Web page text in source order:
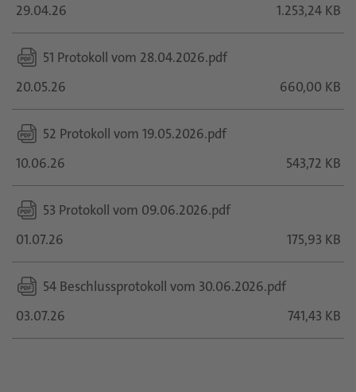
29.04.26
1.253,24 KB
51 Protokoll vom 28.04.2026.pdf
20.05.26
660,00 KB
52 Protokoll vom 19.05.2026.pdf
10.06.26
543,72 KB
53 Protokoll vom 09.06.2026.pdf
01.07.26
175,93 KB
54 Beschlussprotokoll vom 30.06.2026.pdf
03.07.26
741,43 KB